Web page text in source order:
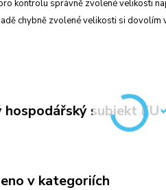
kontrolu správně zvolené velikosti
chybně zvolené velikosti si dovolím
hospodářský subjekt EU
v kategoriích